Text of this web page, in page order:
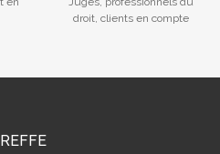
droit, clients en compte